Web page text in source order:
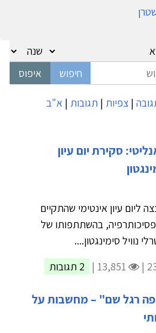
| צפיות | תגובות | א"ב
סקירת יום עיון
ליום עיון אינטימי שהתקיים
בהשתתפותו של
נוויל סימינגטון....
2 תגובות
פה רגל שם" – מחשבות על